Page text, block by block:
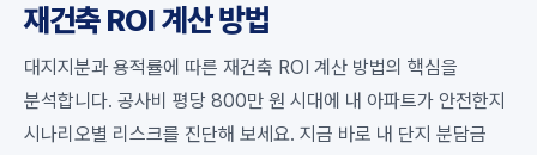
재건축 ROI 계산 방법
대지지분과 용적률에 따른 재건축 ROI 계산 방법의 핵심을
분석합니다. 공사비 평당 800만 원 시대에 내 아파트가 안전한지
시나리오별 리스크를 진단해 보세요. 지금 바로 내 단지 분담금